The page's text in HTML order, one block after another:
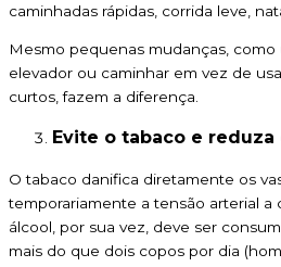
caminhadas rápidas, corrida leve,
Mesmo pequenas mudanças,
elevador ou caminhar em vez de
curtos, fazem a diferença.
Evite o tabaco e
O tabaco danifica diretamente os
temporariamente a tensão arterial a
álcool, por sua vez, deve ser
mais do que dois copos por dia